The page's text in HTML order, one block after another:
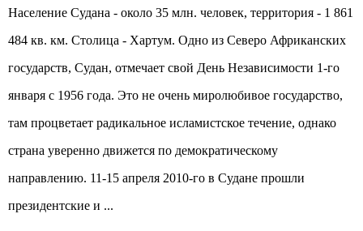
Население Судана - около 35 млн. человек, территория - 1 861
484 кв. км. Столица - Хартум. Одно из Северо Африканских
государств, Судан, отмечает свой День Независимости 1-го
января с 1956 года. Это не очень миролюбивое государство,
там процветает радикальное исламистское течение, однако
страна уверенно движется по демократическому
направлению. 11-15 апреля 2010-го в Судане прошли
президентские и ...